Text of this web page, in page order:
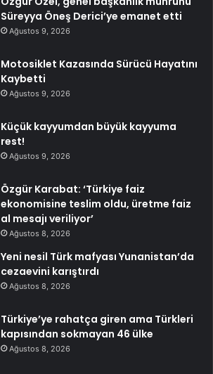
Süreyya Öneş Derici’ye emanet etti
Ağustos 9, 2026
Motosiklet Kazasında Sürücü Hayatını
Kaybetti
Ağustos 9, 2026
Küçük kayyumdan büyük kayyuma
rest!
Ağustos 9, 2026
Özgür Karabat: ‘Türkiye faiz
ekonomisine teslim oldu, üretme faiz
al mesajı veriliyor’
Ağustos 8, 2026
Yeni nesil Türk mafyası Yunanistan’da
cezaevini karıştırdı
Ağustos 8, 2026
Türkiye’ye rahatça giren ama Türkleri
kapısından sokmayan 46 ülke
Ağustos 8, 2026